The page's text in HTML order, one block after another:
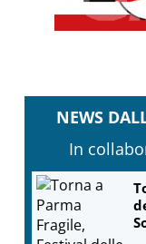
NEWS
In